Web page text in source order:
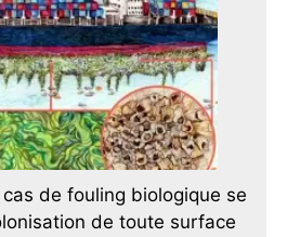
de fouling biologique se
de toute surface